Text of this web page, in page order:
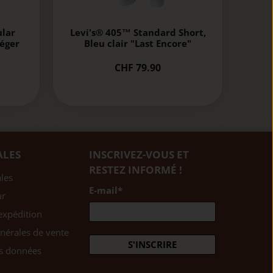
Levi's® 405™ Standard Short,
Bleu clair "Last Encore"
CHF 79.90
de vente
données
INSCRIVEZ-VOUS ET
RESTEZ INFORMÉ !
E-mail*
S'INSCRIRE